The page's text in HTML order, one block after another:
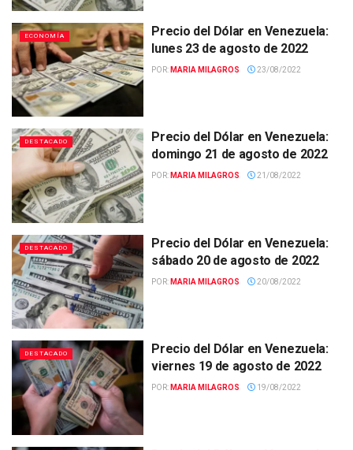
ECONOMÍA
Precio del Dólar en Venezuela:
lunes 23 de agosto de 2022
POR: MARIA MILAGROS 23/08/2022
DESTACADO
Precio del Dólar en Venezuela:
domingo 21 de agosto de 2022
POR: MARIA MILAGROS 21/08/2022
DESTACADO
Precio del Dólar en Venezuela:
sábado 20 de agosto de 2022
POR: MARIA MILAGROS 20/08/2022
DESTACADO
Precio del Dólar en Venezuela:
viernes 19 de agosto de 2022
POR: MARIA MILAGROS 19/08/2022